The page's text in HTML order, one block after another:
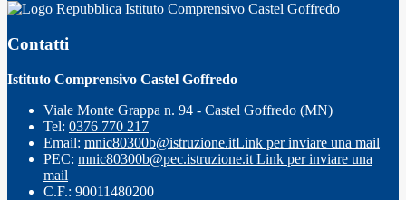
Istituto Comprensivo Castel Goffredo
Contatti
Istituto Comprensivo Castel Goffredo
Viale Monte Grappa n. 94 - Castel Goffredo (MN)
Tel: 0376 770 217
Email: mnic80300b@istruzione.itLink per inviare una mail
PEC: mnic80300b@pec.istruzione.it Link per inviare una
mail
C.F.: 90011480200